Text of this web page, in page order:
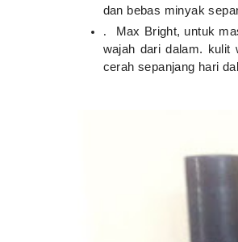
dan bebas minyak
.
Max Bright, untuk
wajah dari dalam. kulit
cerah sepanjang hari